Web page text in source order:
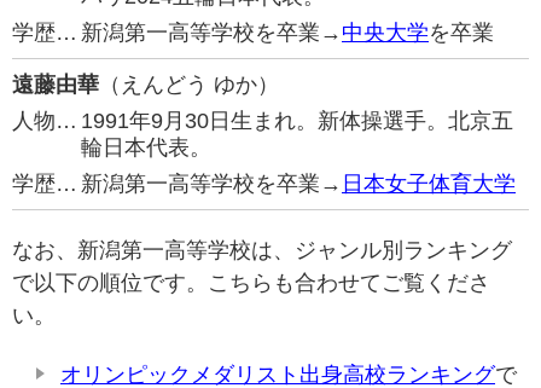
学歴… 新潟第一高等学校を卒業→ 中央大学を卒業
遠藤由華 （えんどう ゆか）
人物… 1991年9月30日生まれ。新体操選手。北京五
輪日本代表。
学歴… 新潟第一高等学校を卒業→ 日本女子体育大学
なお、新潟第一高等学校は、ジャンル別ランキング
で以下の順位です。こちらも合わせてご覧くださ
い。
オリンピックメダリスト出身高校ランキングで